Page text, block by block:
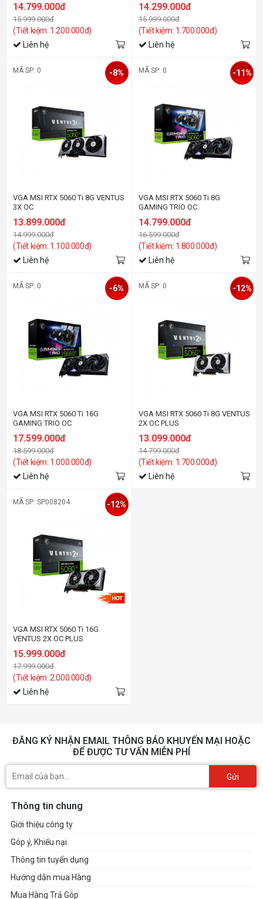
14.799.000đ
15.999.000đ
(Tiết kiệm: 1.200.000đ)
Liên hệ
14.299.000đ
15.999.000đ
(Tiết kiệm: 1.700.000đ)
Liên hệ
MÃ SP: 0
VGA MSI RTX 5060 Ti 8G VENTUS
3X OC
13.899.000đ
14.999.000đ
(Tiết kiệm: 1.100.000đ)
-8%
Liên hệ
MÃ SP: 0
VGA MSI RTX 5060 Ti 8G
GAMING TRIO OC
14.799.000đ
16.599.000đ
(Tiết kiệm: 1.800.000đ)
-11%
Liên hệ
MÃ SP: 0
VGA MSI RTX 5060 Ti 16G
GAMING TRIO OC
17.599.000đ
18.599.000đ
(Tiết kiệm: 1.000.000đ)
-6%
Liên hệ
MÃ SP: 0
VGA MSI RTX 5060 Ti 8G VENTUS
2X OC PLUS
13.099.000đ
14.799.000đ
(Tiết kiệm: 1.700.000đ)
-12%
Liên hệ
MÃ SP: SP008204
VGA MSI RTX 5060 Ti 16G
VENTUS 2X OC PLUS
15.999.000đ
17.999.000đ
(Tiết kiệm: 2.000.000đ)
-12%
Liên hệ
ĐĂNG KÝ NHẬN EMAIL THÔNG BÁO KHUYẾN MẠI HOẶC
ĐỂ ĐƯỢC TƯ VẤN MIỄN PHÍ
Gửi
Thông tin chung
Giới thiệu công ty
Góp ý, Khiếu nại
Thông tin tuyển dụng
Hướng dẫn mua Hàng
Mua Hàng Trả Góp